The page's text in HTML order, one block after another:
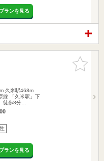
ランを見る
お気に入
りに追加
久米駅468m
線 「久米駅」下
徒歩8分…
ランを見る